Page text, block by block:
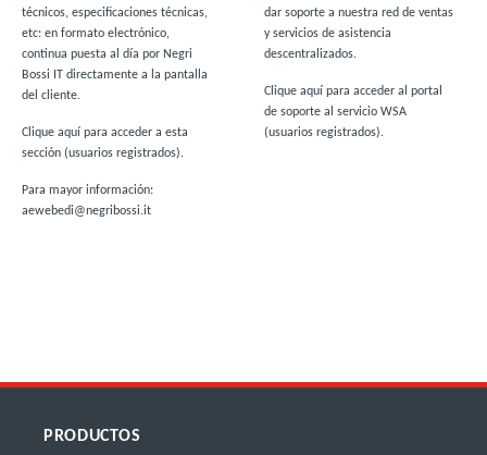
técnicos, especificaciones técnicas,
etc: en formato electrónico,
continua puesta al día por Negri
Bossi IT directamente a la pantalla
del cliente.
Clique aquí para acceder a esta
sección (usuarios registrados).
Para mayor información:
aewebedi@negribossi.it
dar soporte a nuestra red de ventas
y servicios de asistencia
descentralizados.
Clique aquí para acceder al portal
de soporte al servicio WSA
(usuarios registrados).
PRODUCTOS